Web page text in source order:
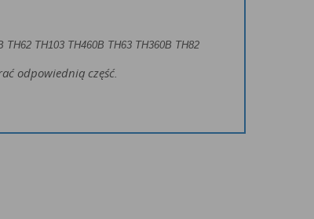
TH62 TH103 TH460B TH63 TH360B TH82
odpowiednią część.